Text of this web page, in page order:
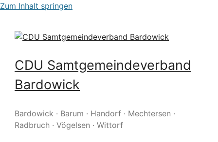
Zum Inhalt springen
CDU Samtgemeindeverband
Bardowick
Bardowick · Barum · Handorf · Mechtersen ·
Radbruch · Vögelsen · Wittorf